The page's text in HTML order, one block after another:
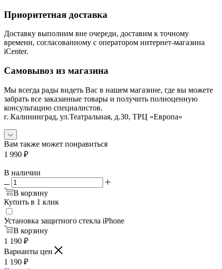
Приоритетная доставка
Доставку выполним вне очереди, доставим к точному
времени, согласованному с оператором интернет-магазина
iCenter.
Самовывоз из магазина
Мы всегда рады видеть Вас в нашем магазине, где вы можете
забрать все заказанные товары и получить полноценную
консультацию специалистов.
г. Калининград, ул.Театральная, д.30, ТРЦ «Европа»
Вам также может понравиться
1 990 ₽
В наличии
В корзину
Купить в 1 клик
Установка защитного стекла iPhone
В корзину
1 190 ₽
Варианты цен
1 190 ₽